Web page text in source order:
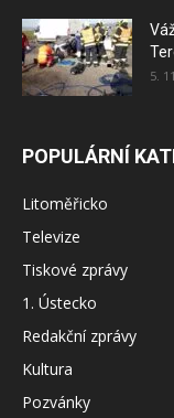
5.
POPULÁRNÍ
Litoměřicko
Televize
Tiskové zprávy
1. Ústecko
Redakční zprávy
Kultura
Pozvánky